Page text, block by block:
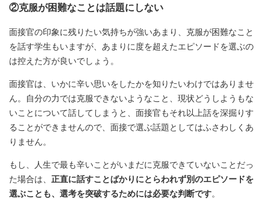
②克服が困難なことは話題にしない
面接官の印象に残りたい気持ちが強いあまり、克服が困難なこと
を話す学生もいますが、あまりに度を超えたエピソードを選ぶの
は控えた方が良いでしょう。
面接官は、いかに辛い思いをしたかを知りたいわけではありませ
ん。自分の力では克服できないようなこと、現状どうしようもな
いことについて話してしまうと、面接官もそれ以上話を深掘りす
ることができませんので、面接で選ぶ話題としてはふさわしくあ
りません。
もし、人生で最も辛いことがいまだに克服できていないことだっ
た場合は、 正直に話すことばかりにとらわれず別のエピソードを
選ぶことも、選考を突破するためには必要な判断です。